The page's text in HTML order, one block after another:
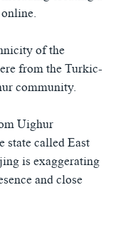
of the
from the Turkic-
community.
Uighur
state called East
is exaggerating
and close